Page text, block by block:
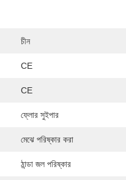
চীন
CE
CE
ফ্লোর সুইপার
মেঝে পরিষ্কার করা
ঠান্ডা জল পরিষ্কার